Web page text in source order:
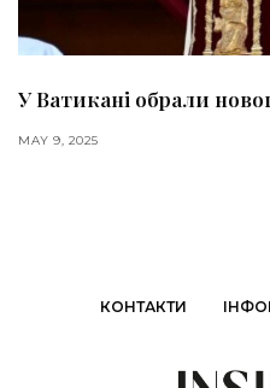
У Ватикані обрали
MAY 9, 2025
КОНТАКТИ